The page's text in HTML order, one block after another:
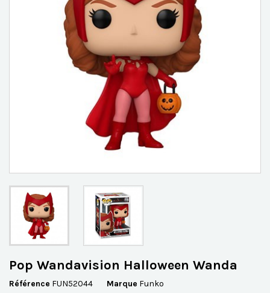
Pop Wandavision Halloween Wanda
Référence FUN52044 Marque Funko